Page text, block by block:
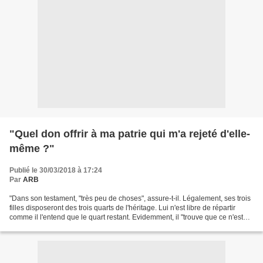
"Quel don offrir à ma patrie qui m'a rejeté d'elle-
même ?"
Publié le 30/03/2018 à 17:24
Par ARB
"Dans son testament, "très peu de choses", assure-t-il. Légalement, ses trois
filles disposeront des trois quarts de l'héritage. Lui n'est libre de répartir
comme il l'entend que le quart restant. Evidemment, il "trouve que ce n'est